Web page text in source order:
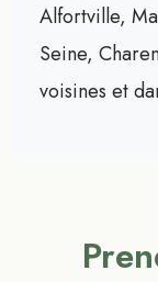
Alfortville,
Seine,
voisines et